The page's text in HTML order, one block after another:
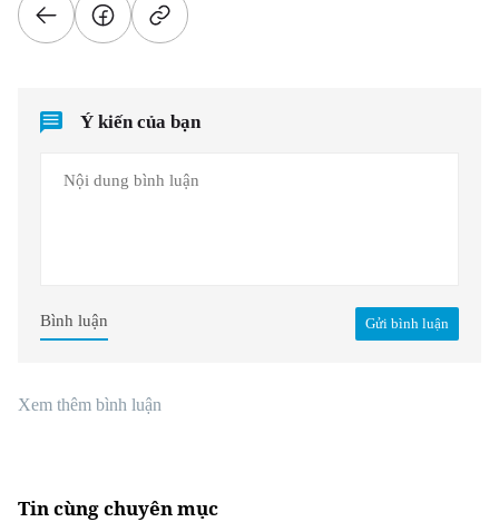
Ý kiến của bạn
Gửi bình luận
Bình luận
Xem thêm bình luận
Tin cùng chuyên mục